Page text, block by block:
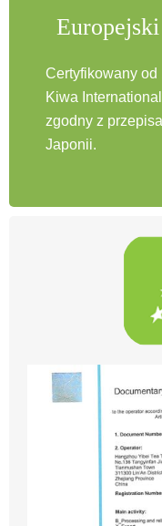
Certyfikowany od
Kiwa
zgodny z
Japonii.